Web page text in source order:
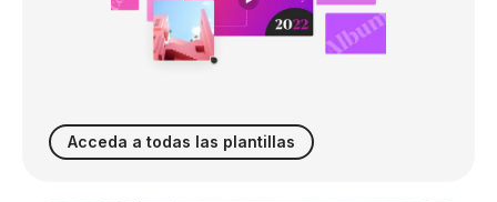
Acceda a todas las plantillas